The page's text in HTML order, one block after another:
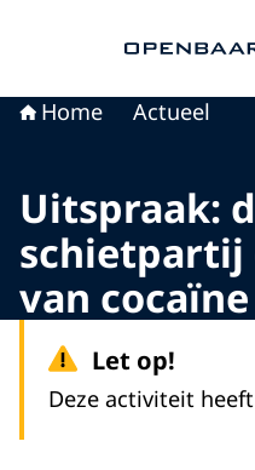
Home Actueel
Uitspraak:
schietpartij
van
Let op!
Deze activiteit